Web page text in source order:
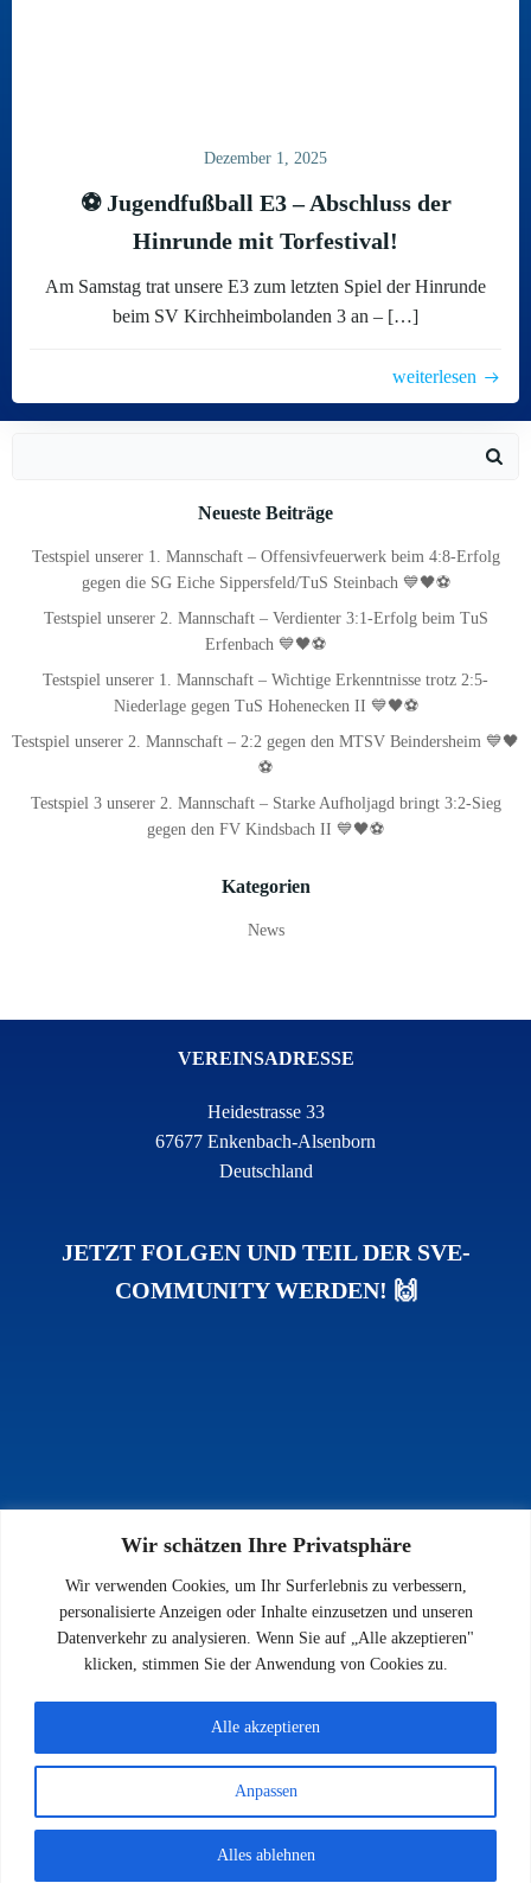
Wir schätzen Ihre Privatsphäre
Wir verwenden Cookies, um Ihr Surferlebnis zu verbessern,
personalisierte Anzeigen oder Inhalte einzusetzen und unseren
Datenverkehr zu analysieren. Wenn Sie auf „Alle akzeptieren"
klicken, stimmen Sie der Anwendung von Cookies zu.
Anpassen
Alles ablehnen
Alle akzeptieren
Dezember 1, 2025
⚽ Jugendfußball E3 – Abschluss der
Hinrunde mit Torfestival!
Am Samstag trat unsere E3 zum letzten Spiel der Hinrunde
beim SV Kirchheimbolanden 3 an – […]
weiterlesen
Neueste Beiträge
Testspiel unserer 1. Mannschaft – Offensivfeuerwerk beim 4:8-Erfolg
gegen die SG Eiche Sippersfeld/TuS Steinbach 💙🖤⚽
Testspiel unserer 2. Mannschaft – Verdienter 3:1-Erfolg beim TuS
Erfenbach 💙🖤⚽
Testspiel unserer 1. Mannschaft – Wichtige Erkenntnisse trotz 2:5-
Niederlage gegen TuS Hohenecken II 💙🖤⚽
Testspiel unserer 2. Mannschaft – 2:2 gegen den MTSV Beindersheim 💙🖤
⚽
Testspiel 3 unserer 2. Mannschaft – Starke Aufholjagd bringt 3:2-Sieg
gegen den FV Kindsbach II 💙🖤⚽
Kategorien
News
VEREINSADRESSE
Heidestrasse 33
67677 Enkenbach-Alsenborn
Deutschland
JETZT FOLGEN UND TEIL DER SVE-
COMMUNITY WERDEN! 🙌
INFOS
Impressum
Datenschutz
Kontakt
© 2026 SV 1923 Enkenbach e.V.